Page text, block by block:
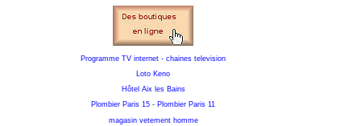
Programme TV internet - chaines television
Loto Keno
Hôtel Aix les Bains
Plombier Paris 15 - Plombier Paris 11
magasin vetement homme